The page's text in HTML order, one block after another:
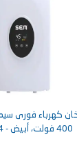
400 فولت، أبيض - SW-1324